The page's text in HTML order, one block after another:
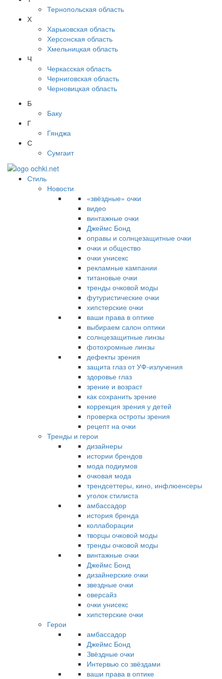
Тернопольская область
Х
Харьковская область
Херсонская область
Хмельницкая область
Ч
Черкасская область
Черниговская область
Черновицкая область
Б
Баку
Г
Гянджа
С
Сумгаит
Стиль
Новости
«звёздные» очки
видео
винтажные очки
Джеймс Бонд
оправы и солнцезащитные очки
очки и общество
очки унисекс
рекламные кампании
титановые очки
тренды очковой моды
футуристические очки
хипстерские очки
ваши права в оптике
выбираем салон оптики
солнцезащитные линзы
фотохромные линзы
дефекты зрения
защита глаз от УФ-излучения
здоровье глаз
зрение и возраст
как сохранить зрение
коррекция зрения у детей
проверка остроты зрения
рецепт на очки
Тренды и герои
дизайнеры
истории брендов
мода подиумов
очковая мода
трендсеттеры, кино, инфлюенсеры
уголок стилиста
амбассадор
история бренда
коллаборации
творцы очковой моды
тренды очковой моды
винтажные очки
Джеймс Бонд
дизайнерские очки
звездные очки
оверсайз
очки унисекс
хипстерские очки
Герои
амбассадор
Джеймс Бонд
Звёздные очки
Интервью со звёздами
ваши права в оптике